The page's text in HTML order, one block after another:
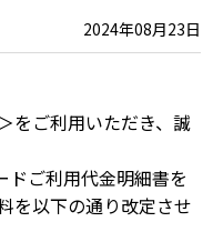
2024年08月23日
をご利用いただき、誠
ドご利用代金明細書を
を以下の通り改定させ